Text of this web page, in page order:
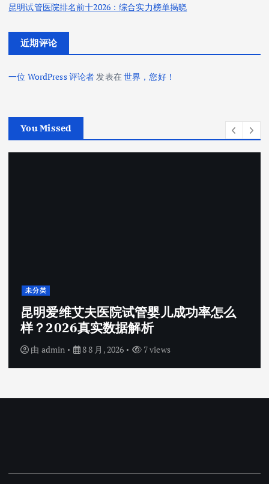
昆明试管医院排名前十2026：综合实力榜单揭晓
近期评论
一位 WordPress 评论者发表在世界，您好！
You Missed
未分类
昆明爱维艾夫医院试管婴儿成功率怎么
样？2026真实数据解析
由 admin 8 8 月, 2026 7 views